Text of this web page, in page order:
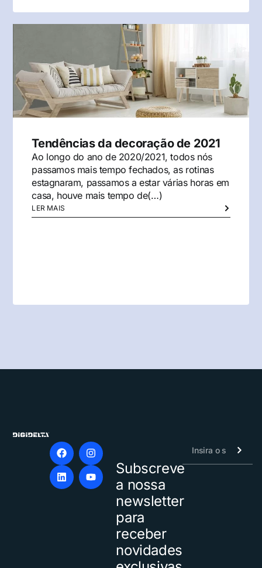
Tendências da decoração de 2021
Ao longo do ano de 2020/2021, todos nós
passamos mais tempo fechados, as rotinas
estagnaram, passamos a estar várias horas em
casa, houve mais tempo de(…)
LER MAIS
Subscreve
a nossa
newsletter
para
receber
novidades
Alternative: